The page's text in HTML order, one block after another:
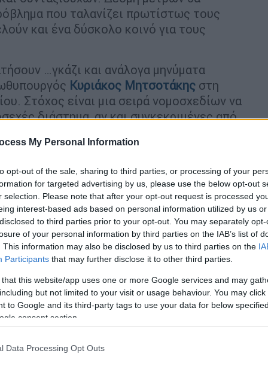
My Personal Information
opt-out of the sale, sharing to third parties, or processing of your
for targeted advertising by us, please use the below opt-out
selection. Please note that after your opt-out request is processed
interest-based ads based on personal information utilized by us
to third parties prior to your opt-out. You may separately
of your personal information by third parties on the IAB’s list of
This information may also be disclosed by us to third parties on the
Participants that may further disclose it to other third parties.
that this website/app uses one or more Google services and may
but not limited to your visit or usage behaviour. You may
to Google and its third-party tags to use your data for below
consent section.
Data Processing Opt Outs
που ταλανίζει πρωτίστως τους
και ένα δύσκολο κοινό για τους
…γκάζι και ανάλογα μηνύματα
Κυριάκος Μητσοτάκης στη
Στόχος είναι μια σειρά νομοσχεδίων να
διάστημα, αν και συγκεκριμένες από
στο εργασιακό νομοσχέδιο
120 εκατ. ευρώ η ανάπλαση της
το Βελλίδειο
με πράσινο, πάρκινγκ και
ο Κυριάκος Μητσοτάκης